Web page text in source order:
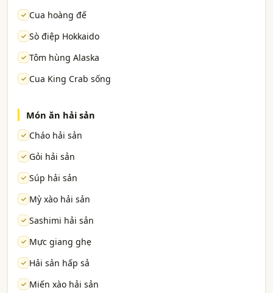
Cua hoàng đế
Sò điệp Hokkaido
Tôm hùng Alaska
Cua King Crab sống
Món ăn hải sản
Cháo hải sản
Gỏi hải sản
Súp hải sản
Mỳ xào hải sản
Sashimi hải sản
Mực giang ghẹ
Hải sản hấp sả
Miến xào hải sản